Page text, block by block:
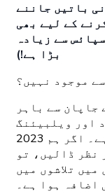
باتیں جاننے
کے لیے بھی
سے زیادہ
بڑا ہے!)
موجود نہیں؟
جاپان سے باہر
اور ویلبیئنگ
کمیونٹی، دونوں میں مقبول رہا ہے۔ اگر ہم 2023
نظر ڈالیں، تو
تلاشوں میں
اضافہ ہوا ہے۔